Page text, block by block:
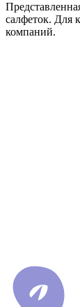
салфеток. Для
компаний.